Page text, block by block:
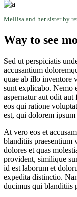
Mellisa and her sister by
Way to see
Sed ut perspiciatis
accusantium
quae ab illo inventore
sunt explicabo. Nemo
aspernatur aut odit aut
eos qui ratione
est, qui dolorem
At vero eos et
blanditiis praesentium
dolores et quas
provident, similique
id est laborum et
expedita distinctio.
ducimus qui blanditiis